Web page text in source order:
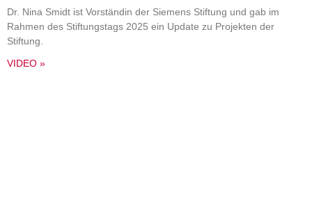
Dr. Nina Smidt ist Vorständin der Siemens Stiftung und gab im
Rahmen des Stiftungstags 2025 ein Update zu Projekten der
Stiftung.
VIDEO »